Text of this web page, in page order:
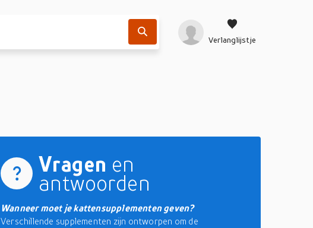
Verlanglijstje
Vragen en
antwoorden
Wanneer moet je kattensupplementen geven?
Verschillende supplementen zijn ontworpen om de